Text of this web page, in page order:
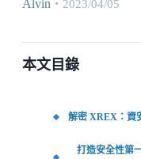
Alvin ・ 2023/04/05
本文目錄
解密 XREX：資
打造安全性第